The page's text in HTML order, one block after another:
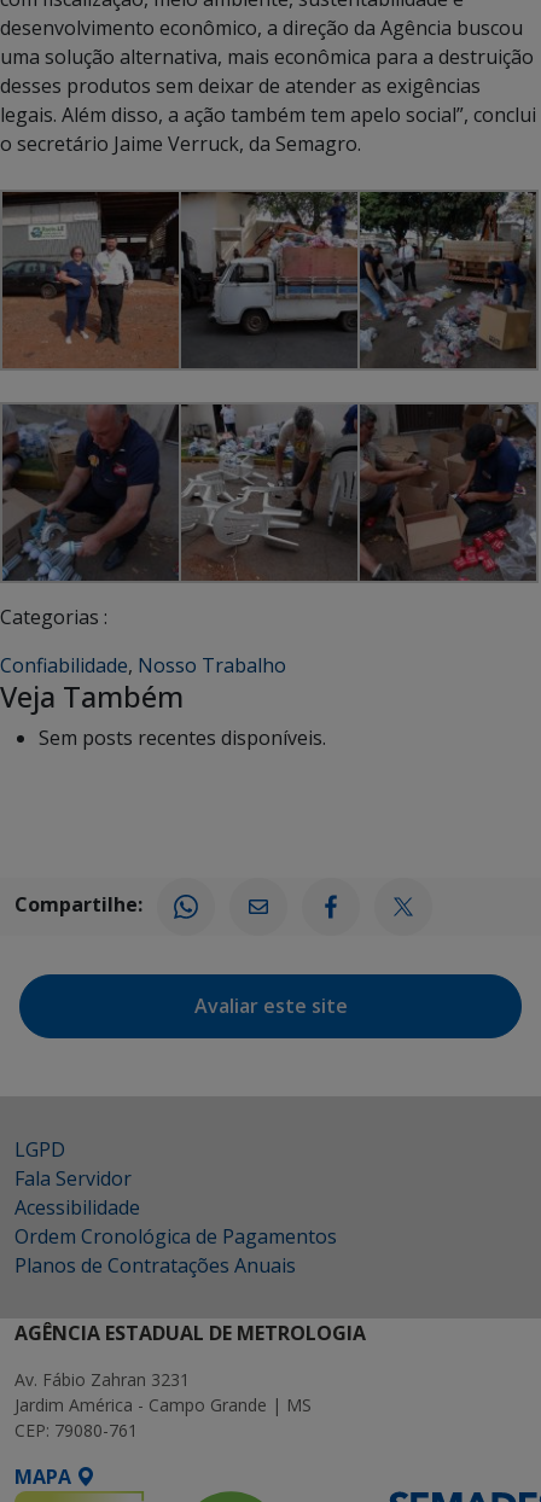
desenvolvimento econômico, a direção da Agência buscou
uma solução alternativa, mais econômica para a destruição
desses produtos sem deixar de atender as exigências
legais. Além disso, a ação também tem apelo social”, conclui
o secretário Jaime Verruck, da Semagro.
Categorias :
Confiabilidade, Nosso Trabalho
Veja Também
Sem posts recentes disponíveis.
Compartilhe:
Avaliar este site
LGPD
Fala Servidor
Acessibilidade
Ordem Cronológica de Pagamentos
Planos de Contratações Anuais
AGÊNCIA ESTADUAL DE METROLOGIA
Av. Fábio Zahran 3231
Jardim América - Campo Grande | MS
CEP: 79080-761
MAPA